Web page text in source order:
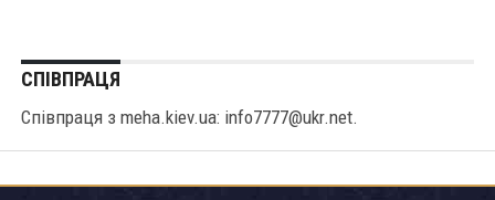
СПІВПРАЦЯ
Співпраця з meha.kiev.ua: info7777@ukr.net.